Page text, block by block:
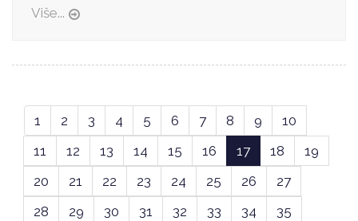
Više...
1 2 3 4 5 6 7 8 9
10
11
12 13 14 15 16 17 18
19
20
21 22 23 24 25 26
27
28
29 30 31 32 33 34
35